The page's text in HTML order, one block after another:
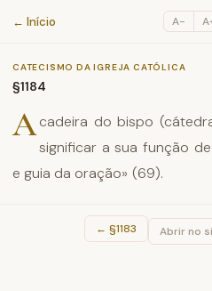
Catecismo da
← Início A−
CATECISMO DA IGREJA CATÓLICA
§1184
Acadeira do bispo
significar a sua função
e guia da oração» (69).
← §1183 Abrir no